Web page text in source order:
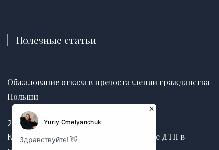
Полезные статьи
Обжалование отказа в предоставлении гражданства
Польши
25.06.2026
Как получить страховую выплату после ДТП в